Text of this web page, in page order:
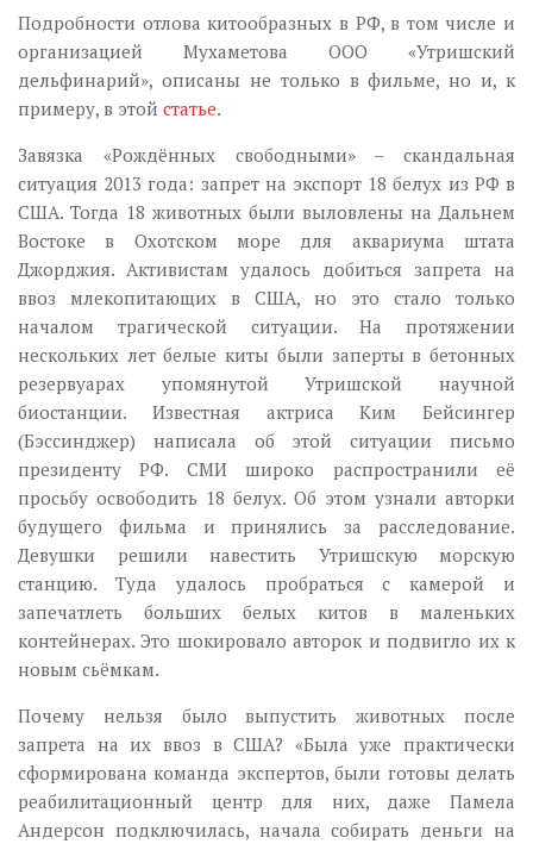
Подробности отлова китообразных в РФ, в том числе и
организацией Мухаметова ООО «Утришский
дельфинарий», описаны не только в фильме, но и, к
примеру, в этой статье.
Завязка «Рождённых свободными» – скандальная
ситуация 2013 года: запрет на экспорт 18 белух из РФ в
США. Тогда 18 животных были выловлены на Дальнем
Востоке в Охотском море для аквариума штата
Джорджия. Активистам удалось добиться запрета на
ввоз млекопитающих в США, но это стало только
началом трагической ситуации. На протяжении
нескольких лет белые киты были заперты в бетонных
резервуарах упомянутой Утришской научной
биостанции. Известная актриса Ким Бейсингер
(Бэссинджер) написала об этой ситуации письмо
президенту РФ. СМИ широко распространили её
просьбу освободить 18 белух. Об этом узнали авторки
будущего фильма и принялись за расследование.
Девушки решили навестить Утришскую морскую
станцию. Туда удалось пробраться с камерой и
запечатлеть больших белых китов в маленьких
контейнерах. Это шокировало авторок и подвигло их к
новым сьёмкам.
Почему нельзя было выпустить животных после
запрета на их ввоз в США? «Была уже практически
сформирована команда экспертов, были готовы делать
реабилитационный центр для них, даже Памела
Андерсон подключилась, начала собирать деньги на